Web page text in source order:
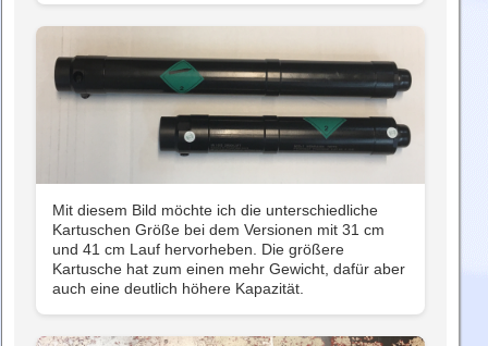
Mit diesem Bild möchte ich die unterschiedliche
Kartuschen Größe bei dem Versionen mit 31 cm
und 41 cm Lauf hervorheben. Die größere
Kartusche hat zum einen mehr Gewicht, dafür aber
auch eine deutlich höhere Kapazität.